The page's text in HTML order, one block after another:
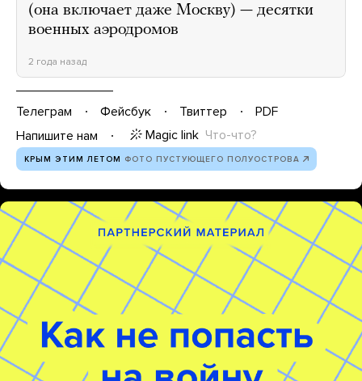
(она включает даже Москву) — десятки
военных аэродромов
2 года назад
Телеграм Фейсбук Твиттер
PDF
Напишите нам
Magic link Что-что?
КРЫМ ЭТИМ ЛЕТОМ ФОТО ПУСТУЮЩЕГО ПОЛУОСТРОВА